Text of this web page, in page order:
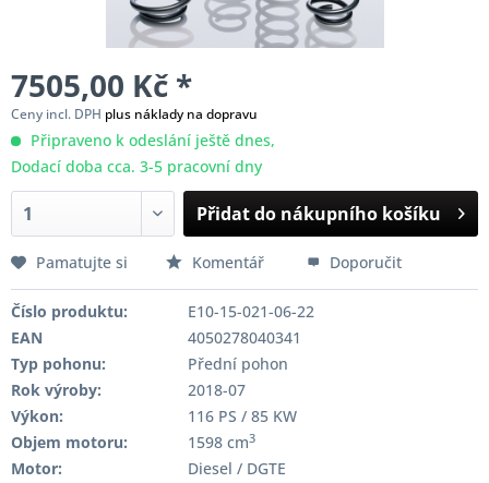
7505,00 Kč *
Ceny incl. DPH plus náklady na dopravu
Připraveno k odeslání ještě dnes,
Dodací doba cca. 3-5 pracovní dny
Přidat do nákupního košíku
Pamatujte si Komentář Doporučit
Číslo produktu:
E10-15-021-06-22
EAN
4050278040341
Typ pohonu:
Přední pohon
Rok výroby:
2018-07
Výkon:
116 PS / 85 KW
Objem motoru:
1598 cm3
Motor:
Diesel / DGTE